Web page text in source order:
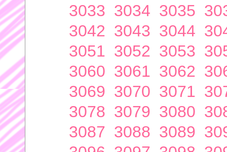
3033 3034 3035
3042 3043 3044
3051 3052 3053
3060 3061 3062
3069 3070 3071
3078 3079 3080
3087 3088 3089